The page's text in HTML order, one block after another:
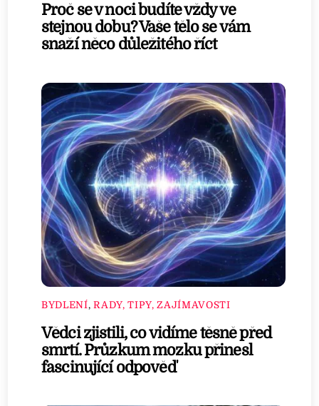
Proč se v noci budíte vždy ve
stejnou dobu? Vaše tělo se vám
snaží něco důležitého říct
BYDLENÍ,RADY, TIPY, ZAJÍMAVOSTI
Vědci zjistili, co vidíme těsně před
smrtí. Průzkum mozku přinesl
fascinující odpověď